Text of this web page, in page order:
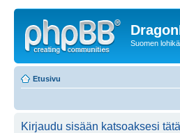
Suomen
Etusivu
Kirjaudu sisään katsoaksesi